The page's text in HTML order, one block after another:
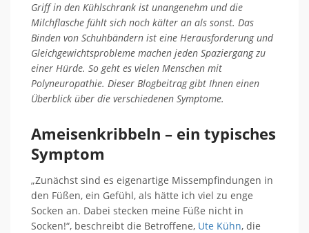
Griff in den Kühlschrank ist unangenehm und die
Milchflasche fühlt sich noch kälter an als sonst. Das
Binden von Schuhbändern ist eine Herausforderung und
Gleichgewichtsprobleme machen jeden Spaziergang zu
einer Hürde. So geht es vielen Menschen mit
Polyneuropathie. Dieser Blogbeitrag gibt Ihnen einen
Überblick über die verschiedenen Symptome.
Ameisenkribbeln – ein typisches
Symptom
„Zunächst sind es eigenartige Missempfindungen in
den Füßen, ein Gefühl, als hätte ich viel zu enge
Socken an. Dabei stecken meine Füße nicht in
Socken!“, beschreibt die Betroffene, Ute Kühn, die